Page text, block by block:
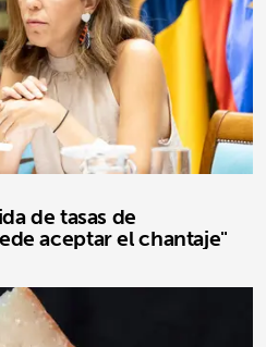
de tasas de
aceptar el chantaje"